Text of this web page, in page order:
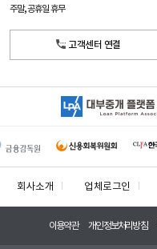
주말, 공휴일 휴무
고객센터 연결
회사소개 업체로그인
이용약관 개인정보처리방침